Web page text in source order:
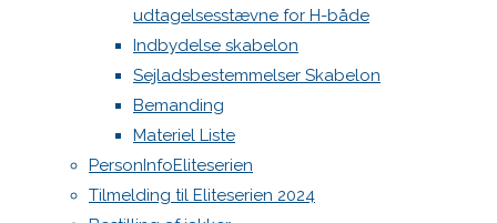
udtagelsesstævne for H-både
Indbydelse skabelon
Sejladsbestemmelser Skabelon
Bemanding
Materiel Liste
PersonInfoEliteserien
Tilmelding til Eliteserien 2024
SAMME
KLASSEBÅD
– SAMME
HØJE
NIVEAU
Previous